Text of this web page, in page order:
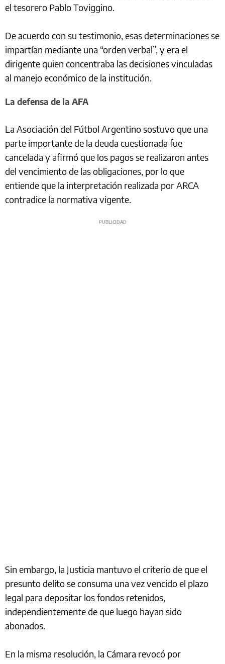
el tesorero Pablo Toviggino.
De acuerdo con su testimonio, esas determinaciones se
impartían mediante una “orden verbal”, y era el
dirigente quien concentraba las decisiones vinculadas
al manejo económico de la institución.
La defensa de la AFA
La Asociación del Fútbol Argentino sostuvo que una
parte importante de la deuda cuestionada fue
cancelada y afirmó que los pagos se realizaron antes
del vencimiento de las obligaciones, por lo que
entiende que la interpretación realizada por ARCA
contradice la normativa vigente.
Sin embargo, la Justicia mantuvo el criterio de que el
presunto delito se consuma una vez vencido el plazo
legal para depositar los fondos retenidos,
independientemente de que luego hayan sido
abonados.
En la misma resolución, la Cámara revocó por